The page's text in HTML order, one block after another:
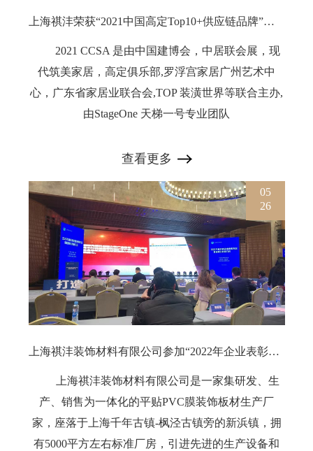
上海祺沣荣获“2021中国高定Top10+供应链品牌”大奖1
2021 CCSA 是由中国建博会，中居联会展，现
代筑美家居，高定俱乐部,罗浮宫家居广州艺术中
心，广东省家居业联合会,TOP 装潢世界等联合主办,
由StageOne 天梯一号专业团队
查看更多
上海祺沣装饰材料有限公司参加“2022年企业表彰大会”
上海祺沣装饰材料有限公司是一家集研发、生
产、销售为一体化的平贴PVC膜装饰板材生产厂
家，座落于上海千年古镇-枫泾古镇旁的新浜镇，拥
有5000平方左右标准厂房，引进先进的生产设备和
05
26